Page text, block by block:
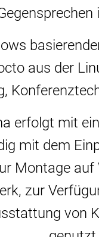
aus der
erfolgt mit
mit dem
Montage auf
zur
von